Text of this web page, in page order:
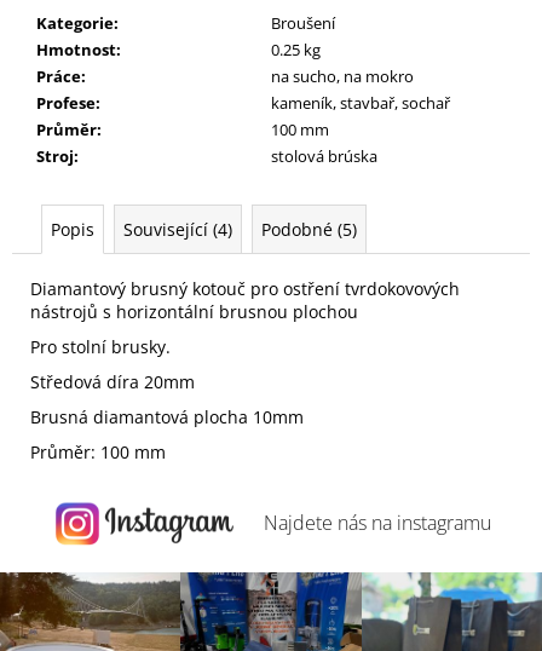
Kategorie:
Broušení
Hmotnost:
0.25 kg
Práce:
na sucho, na mokro
Profese:
kameník, stavbař, sochař
Průměr:
100 mm
Stroj: stolová brúska
Popis Související (4) Podobné (5)
Diamantový brusný kotouč pro ostření tvrdokovových
nástrojů s horizontální brusnou plochou
Pro stolní brusky.
Středová díra 20mm
Brusná diamantová plocha 10mm
Průměr: 100 mm
Najdete nás na instagramu